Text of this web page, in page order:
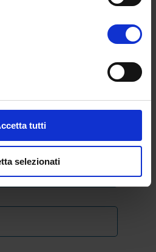
tutti
selezionati
formativa